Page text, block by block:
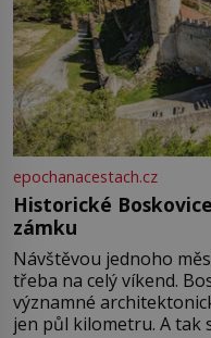
epochanacestach.cz
Historické
zámku
Návštěvou jednoho
třeba na celý víkend.
významné
jen půl kilometru. A tak